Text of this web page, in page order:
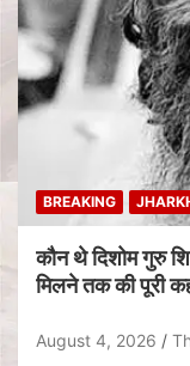
BREAKING
कौन थे दिशोम गुरु
मिलने तक की पूरी
August 4, 2026